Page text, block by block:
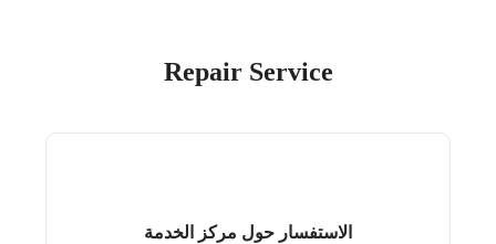
Repair Service
الاستفسار حول مركز الخدمة